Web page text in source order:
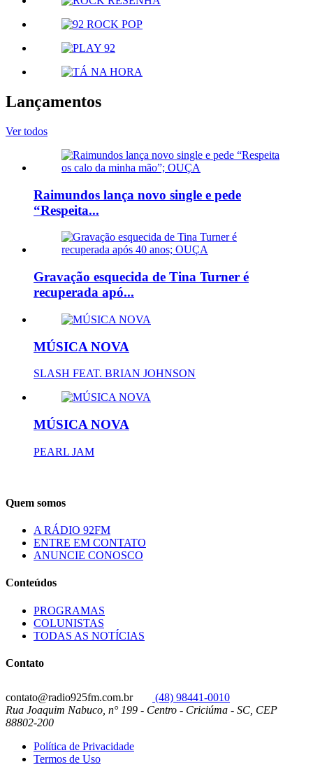
Lançamentos
Ver todos
Raimundos lança novo single e pede
“Respeita...
Gravação esquecida de Tina Turner é
recuperada apó...
MÚSICA NOVA
SLASH FEAT. BRIAN JOHNSON
MÚSICA NOVA
PEARL JAM
Quem somos
A RÁDIO 92FM
ENTRE EM CONTATO
ANUNCIE CONOSCO
Conteúdos
PROGRAMAS
COLUNISTAS
TODAS AS NOTÍCIAS
Contato
contato@radio925fm.com.br
(48) 98441-0010
Rua Joaquim Nabuco, n° 199 - Centro - Criciúma - SC, CEP
88802-200
Política de Privacidade
Termos de Uso